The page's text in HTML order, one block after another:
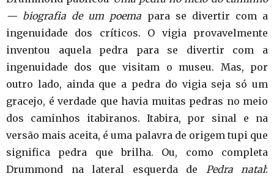
— biografia de um poema para se divertir com a
ingenuidade dos críticos. O vigia provavelmente
inventou aquela pedra para se divertir com a
ingenuidade dos que visitam o museu. Mas, por
outro lado, ainda que a pedra do vigia seja só um
gracejo, é verdade que havia muitas pedras no meio
dos caminhos itabiranos. Itabira, por sinal e na
versão mais aceita, é uma palavra de origem tupi que
significa pedra que brilha. Ou, como completa
Drummond na lateral esquerda de
Pedra natal: